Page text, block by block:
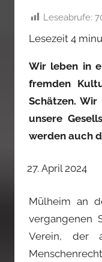
Leseabrufe:
Lesezeit 4
Wir leben in
fremden
Schätzen. Wir
unsere
werden auch
April 2024
Mülheim an
vergangenen
Verein, der